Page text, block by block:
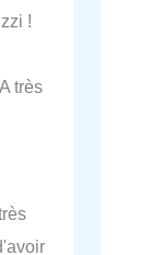
!
très